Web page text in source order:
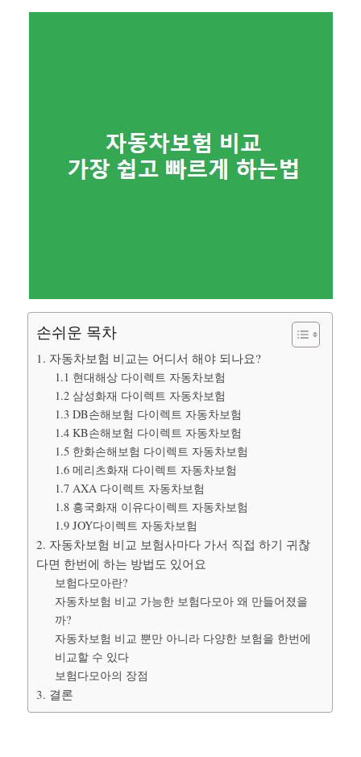
손쉬운 목차
1. 자동차보험 비교는 어디서 해야 되나요?
1.1 현대해상 다이렉트 자동차보험
1.2 삼성화재 다이렉트 자동차보험
1.3 DB손해보험 다이렉트 자동차보험
1.4 KB손해보험 다이렉트 자동차보험
1.5 한화손해보험 다이렉트 자동차보험
1.6 메리츠화재 다이렉트 자동차보험
1.7 AXA 다이렉트 자동차보험
1.8 흥국화재 이유다이렉트 자동차보험
1.9 JOY다이렉트 자동차보험
2. 자동차보험 비교 보험사마다 가서 직접 하기 귀찮
다면 한번에 하는 방법도 있어요
보험다모아란?
자동차보험 비교 가능한 보험다모아 왜 만들어졌을
까?
자동차보험 비교 뿐만 아니라 다양한 보험을 한번에
비교할 수 있다
보험다모아의 장점
3. 결론